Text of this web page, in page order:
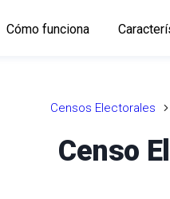
Cómo funciona
Censos Electorales
Censo